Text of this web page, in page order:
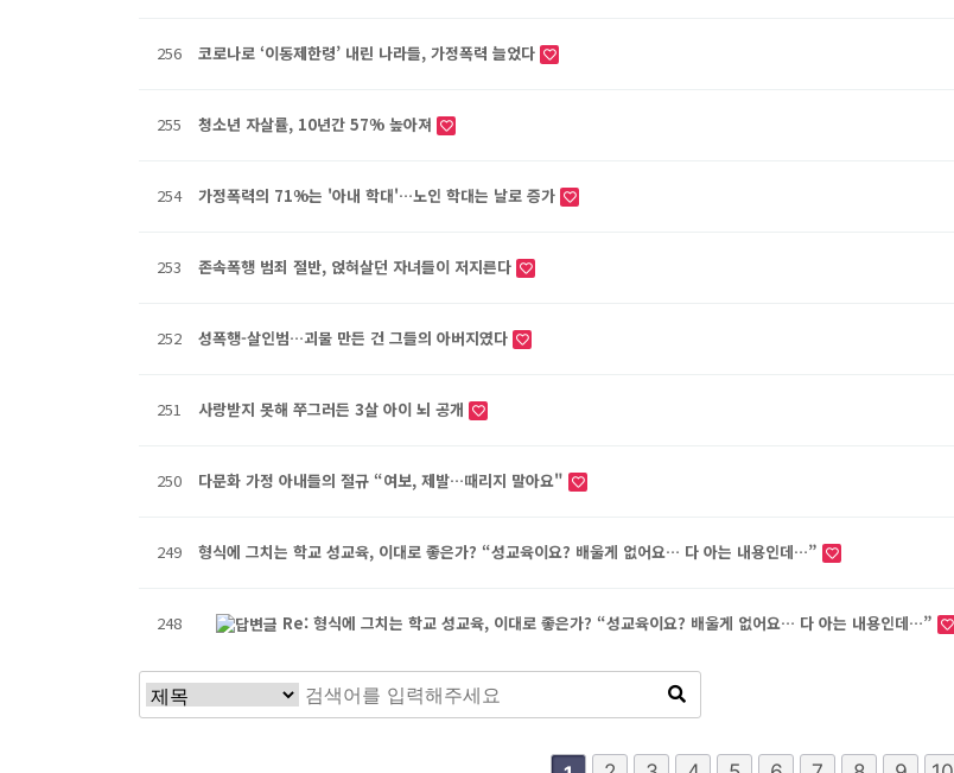
256 코로나로 ‘이동제한령’ 내린 나라들, 가정폭력 늘었다
255 청소년 자살률, 10년간 57% 높아져
254 가정폭력의 71%는 '아내 학대'…노인 학대는 날로 증가
253 존속폭행 범죄 절반, 얹혀살던 자녀들이 저지른다
252 성폭행-살인범…괴물 만든 건 그들의 아버지였다
251 사랑받지 못해 쭈그러든 3살 아이 뇌 공개
250 다문화 가정 아내들의 절규 “여보, 제발…때리지 말아요"
249 형식에 그치는 학교 성교육, 이대로 좋은가? “성교육이요? 배울게 없어요… 다 아는 내용인데…”
248 Re: 형식에 그치는 학교 성교육, 이대로 좋은가? “성교육이요? 배울게 없어요… 다 아는 내용인데…”